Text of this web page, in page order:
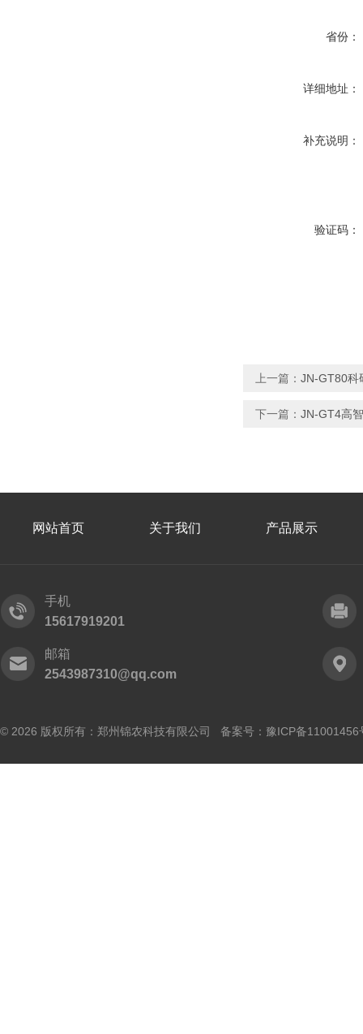
省份：
详细地址：
补充说明：
验证码：
上一篇： JN-GT80科
下一篇： JN-GT4高
网站首页 关于我们 产品展示
手机
15617919201
邮箱
2543987310@qq.com
© 2026 版权所有：郑州锦农科技有限公司 备案号： 豫ICP备11001456